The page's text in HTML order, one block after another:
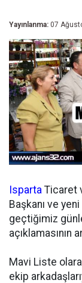
Yayınlanma: 07
Isparta Ticaret
Başkanı ve
geçtiğimiz
açıklamasının
Mavi Liste
ekip